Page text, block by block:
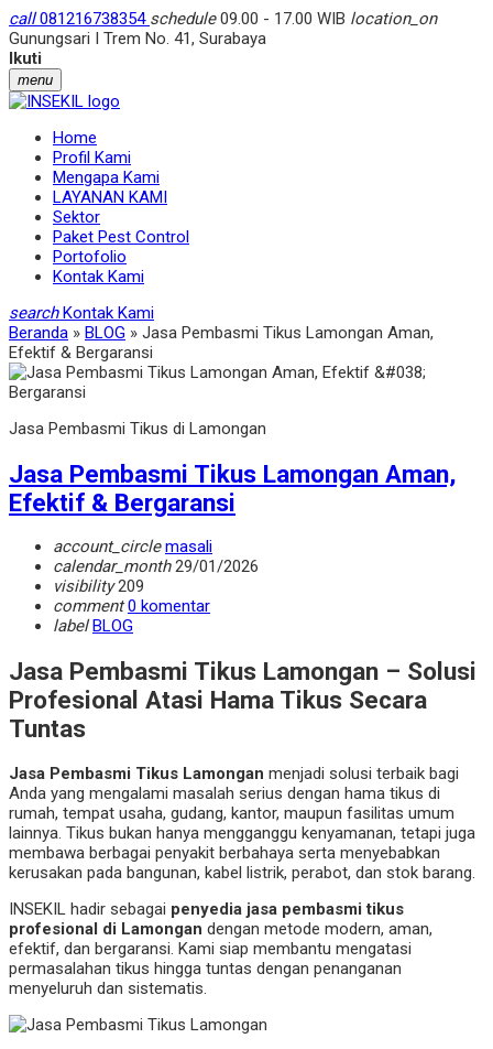
call081216738354 schedule09.00 - 17.00 WIB location_on
Gunungsari I Trem No. 41, Surabaya
Ikuti
menu
Home
Profil Kami
Mengapa Kami
LAYANAN KAMI
Sektor
Paket Pest Control
Portofolio
Kontak Kami
search Kontak Kami
Beranda » BLOG » Jasa Pembasmi Tikus Lamongan Aman,
Efektif & Bergaransi
Jasa Pembasmi Tikus di Lamongan
Jasa Pembasmi Tikus Lamongan Aman,
Efektif & Bergaransi
account_circle masali
calendar_month29/01/2026
visibility209
comment 0 komentar
label BLOG
Jasa Pembasmi Tikus Lamongan – Solusi
Profesional Atasi Hama Tikus Secara
Tuntas
Jasa Pembasmi Tikus Lamongan menjadi solusi terbaik bagi
Anda yang mengalami masalah serius dengan hama tikus di
rumah, tempat usaha, gudang, kantor, maupun fasilitas umum
lainnya. Tikus bukan hanya mengganggu kenyamanan, tetapi juga
membawa berbagai penyakit berbahaya serta menyebabkan
kerusakan pada bangunan, kabel listrik, perabot, dan stok barang.
INSEKIL hadir sebagai penyedia jasa pembasmi tikus
profesional di Lamongan dengan metode modern, aman,
efektif, dan bergaransi. Kami siap membantu mengatasi
permasalahan tikus hingga tuntas dengan penanganan
menyeluruh dan sistematis.